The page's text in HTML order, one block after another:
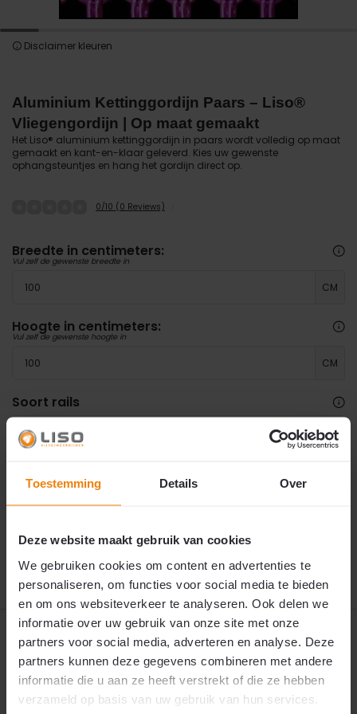
Toestemming Details Over
Deze website maakt gebruik van cookies
We gebruiken cookies om content en advertenties te
personaliseren, om functies voor social media te bieden
en om ons websiteverkeer te analyseren. Ook delen we
informatie over uw gebruik van onze site met onze
partners voor social media, adverteren en analyse. Deze
partners kunnen deze gegevens combineren met andere
informatie die u aan ze heeft verstrekt of die ze hebben
verzameld op basis van uw gebruik van hun services.
Disclaimer kleuren
Aluminium Kettinggordijn Paars – Liso®
Vliegengordijn | Op maat gemaakt
Het Liso® aluminium kettinggordijn in paars wordt volledig op maat
gemaakt en kant-en-klaar geleverd. Kies uw gewenste
ophangsteuntjes en hang het gordijn direct op.
0/10 (0 Reviews)
Breedte in centimeters:
Vul zelf de gewenste breedte in
CM
Hoogte in centimeters:
Vul zelf de gewenste hoogte in
CM
Soort rails
Maak een keuze
€ 94,95 ⏳Let op: 5 tot 7 werkdagen levertijd.
🚚 Verwachte verzending:18 augustus 2026
Reviews